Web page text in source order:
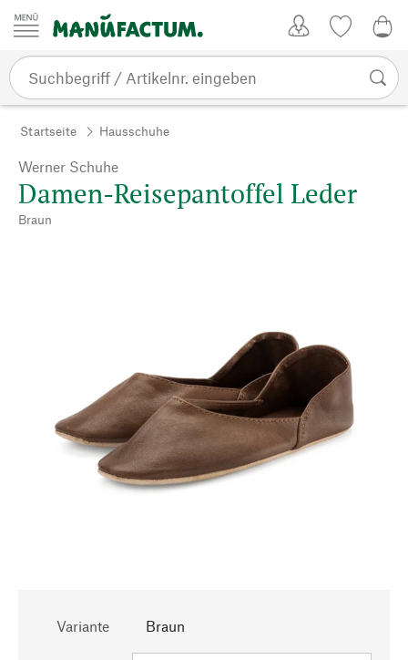
Zum Inhalt springen
Startseite Hausschuhe
Werner Schuhe
Damen-Reisepantoffel Leder
Braun
Variante Braun